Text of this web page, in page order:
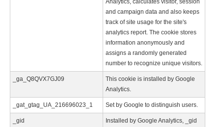
Analytics, calculates visitor, session
and campaign data and also keeps
track of site usage for the site's
analytics report. The cookie stores
information anonymously and
assigns a randomly generated
number to recognize unique visitors.
_ga_Q8QVX7GJ09
This cookie is installed by Google
Analytics.
_gat_gtag_UA_216696023_1 Set by Google to distinguish users.
_gid
Installed by Google Analytics, _gid